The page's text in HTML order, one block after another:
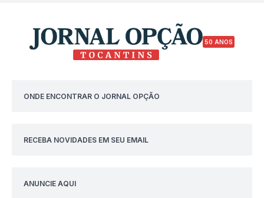
50 ANOS
ONDE ENCONTRAR O JORNAL OPÇÃO
RECEBA NOVIDADES EM SEU EMAIL
ANUNCIE AQUI